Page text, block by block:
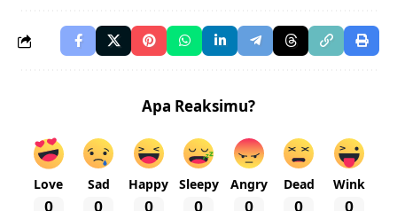
Apa Reaksimu?
Love
0
Sad
0
Happy
0
Sleepy
0
Angry
0
Dead
0
Wink
0